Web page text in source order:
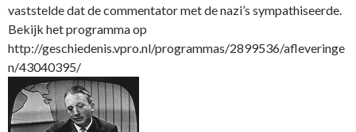
vaststelde dat de commentator met de nazi’s sympathiseerde.
Bekijk het programma op
http://geschiedenis.vpro.nl/programmas/2899536/afleveringe
n/43040395/